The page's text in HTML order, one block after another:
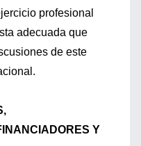
profesional
adecuada que
de este
Y